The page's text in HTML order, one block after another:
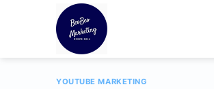
YOUTUBE MARKETING